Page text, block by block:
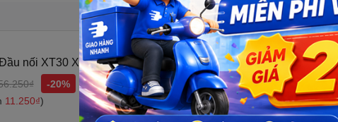
nối XT30 XT60 XT90 XT150 loại tốt cho kết nối công
-20%
11.250₫)